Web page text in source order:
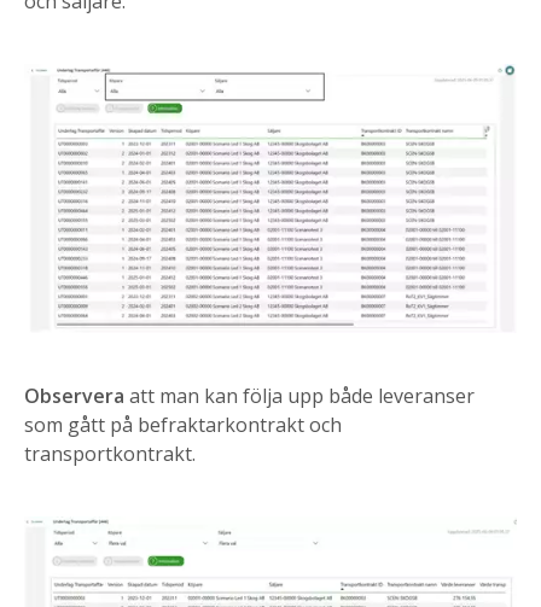
Observera att man kan följa upp både leveranser
som gått på befraktarkontrakt och
transportkontrakt.